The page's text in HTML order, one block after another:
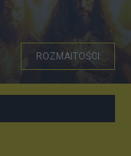
ROZMAITOŚCI